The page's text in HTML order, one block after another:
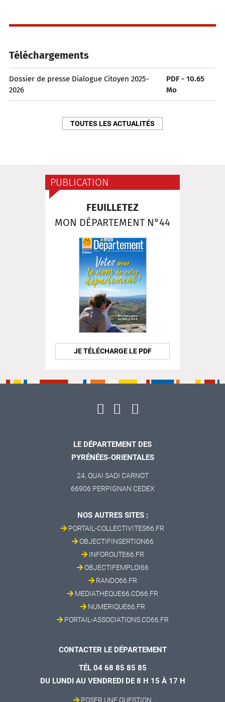
Téléchargements
Dossier de presse Dialogue Citoyen 2025-
2026
PDF - 10.65
Mo
TOUTES LES ACTUALITÉS
PUBLICATION
FEUILLETEZ
MON DÉPARTEMENT N°44
JE TÉLÉCHARGE LE PDF
LE DÉPARTEMENT DES
PYRÉNÉES-ORIENTALES
24, QUAI SADI CARNOT
66906 PERPIGNAN CEDEX
NOS AUTRES SITES :
PORTAIL-COLLECTIVITES66.FR
OBJECTIFINSERTION66
INFOROUTE66.FR
OBJECTIFEMPLOI66
RANDO66.FR
MEDIATHEQUE66.CD66.FR
NUMERIQUE66.FR
PORTAIL-ASSOCIATIONS.CD66.FR
CONTACTER LE DÉPARTEMENT
TÉL 04 68 85 85 85
DU LUNDI AU VENDREDI DE 8 H 15 À 17 H
POSER UNE QUESTION